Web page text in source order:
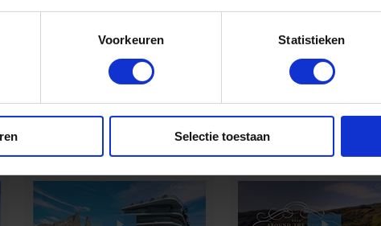
Voorkeuren Statistieken
Selectie toestaan
Krijg jij na het het zien van deze video
ook zo’n zin om te cruisen? :-)
Geniet in ultraluxe van
bestemmingen :-)
Met Celebrity Cruises naar de
Cruise met Oceania